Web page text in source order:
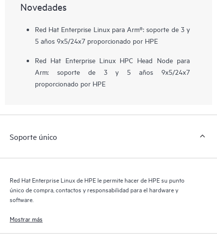
Novedades
Red Hat Enterprise Linux para Arm®: soporte de 3 y
5 años 9x5/24x7 proporcionado por HPE
Red Hat Enterprise Linux HPC Head Node para
Arm: soporte de 3 y 5 años 9x5/24x7
proporcionado por HPE
Soporte único
Red Hat Enterprise Linux de HPE le permite hacer de HPE su punto
único de compra, contactos y responsabilidad para el hardware y
software.
Mostrar más